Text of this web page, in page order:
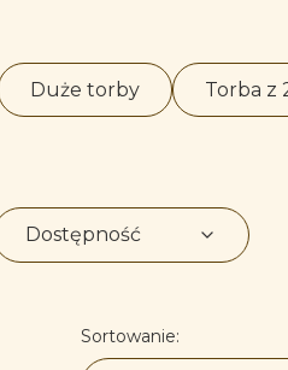
Duże torby Torba z
Dostępność
Lista
Sortowanie: